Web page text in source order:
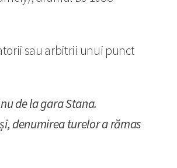
sau arbitrii unui punct
de la gara Stana.
denumirea turelor a rămas